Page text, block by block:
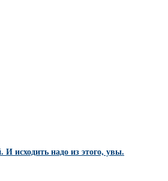
И исходить надо из этого, увы.